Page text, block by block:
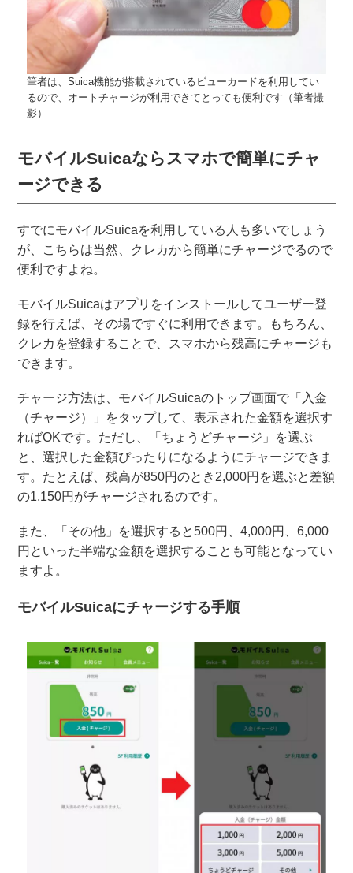
筆者は、Suica機能が搭載されているビューカードを利用してい
るので、オートチャージが利用できてとっても便利です（筆者撮
影）
モバイルSuicaならスマホで簡単にチャ
ージできる
すでにモバイルSuicaを利用している人も多いでしょう
が、こちらは当然、クレカから簡単にチャージでるので
便利ですよね。
モバイルSuicaはアプリをインストールしてユーザー登
録を行えば、その場ですぐに利用できます。もちろん、
クレカを登録することで、スマホから残高にチャージも
できます。
チャージ方法は、モバイルSuicaのトップ画面で「入金
（チャージ）」をタップして、表示された金額を選択す
ればOKです。ただし、「ちょうどチャージ」を選ぶ
と、選択した金額ぴったりになるようにチャージできま
す。たとえば、残高が850円のとき2,000円を選ぶと差額
の1,150円がチャージされるのです。
また、「その他」を選択すると500円、4,000円、6,000
円といった半端な金額を選択することも可能となってい
ますよ。
モバイルSuicaにチャージする手順